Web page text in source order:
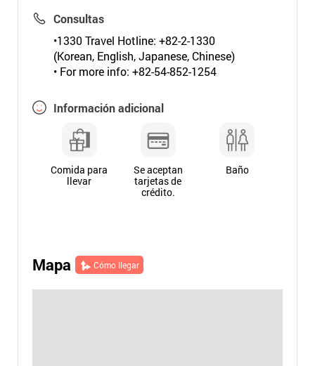
Consultas
•1330 Travel Hotline: +82-2-1330
(Korean, English, Japanese, Chinese)
• For more info: +82-54-852-1254
Información adicional
Comida para
llevar
Se aceptan
tarjetas de
crédito.
Baño
Mapa Cómo llegar